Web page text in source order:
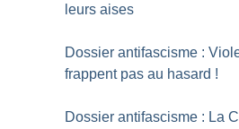
leurs aises
Dossier antifascisme :
frappent pas au hasard !
Dossier antifascisme : La